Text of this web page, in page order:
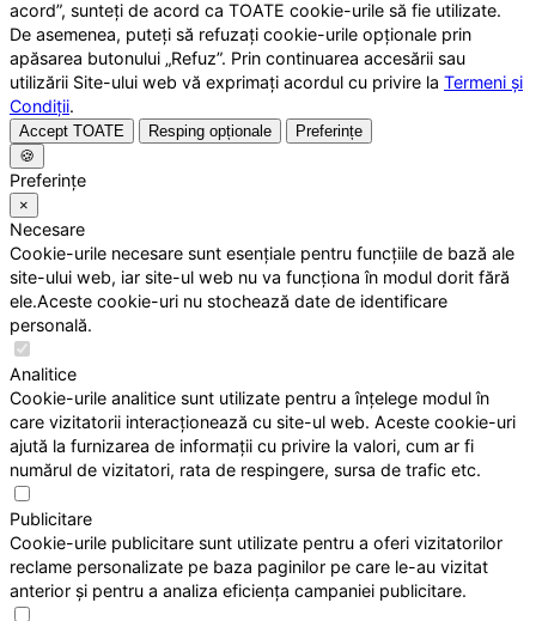
acord”, sunteți de acord ca TOATE cookie-urile să fie utilizate.
De asemenea, puteți să refuzați cookie-urile opționale prin
apăsarea butonului „Refuz”. Prin continuarea accesării sau
utilizării Site-ului web vă exprimați acordul cu privire la Termeni și
Condiții.
Accept TOATE Resping opționale
Preferințe
🍪
Preferințe
×
Necesare
Cookie-urile necesare sunt esențiale pentru funcțiile de bază ale
site-ului web, iar site-ul web nu va funcționa în modul dorit fără
ele.Aceste cookie-uri nu stochează date de identificare
personală.
Analitice
Cookie-urile analitice sunt utilizate pentru a înțelege modul în
care vizitatorii interacționează cu site-ul web. Aceste cookie-uri
ajută la furnizarea de informații cu privire la valori, cum ar fi
numărul de vizitatori, rata de respingere, sursa de trafic etc.
Publicitare
Cookie-urile publicitare sunt utilizate pentru a oferi vizitatorilor
reclame personalizate pe baza paginilor pe care le-au vizitat
anterior și pentru a analiza eficiența campaniei publicitare.